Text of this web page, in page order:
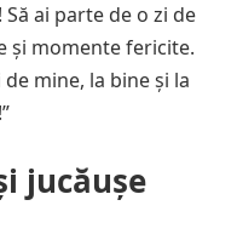
ai parte de o zi de
și momente fericite.
mine, la bine și la
jucăușe